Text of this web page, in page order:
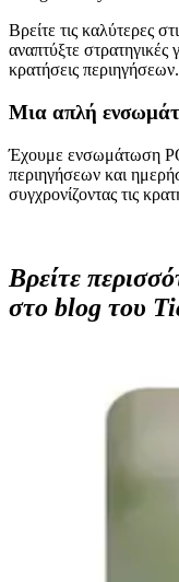
Βρείτε τις καλύτερες
αναπτύξτε στρατηγικές
κρατήσεις περιηγήσεων.
Μια απλή
Έχουμε ενσωμάτωση
περιηγήσεων και
συγχρονίζοντας τις
Βρείτε
στο blog του